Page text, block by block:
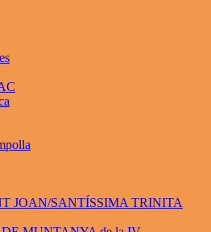
JOAN/SANTÍSSIMA TRINITA